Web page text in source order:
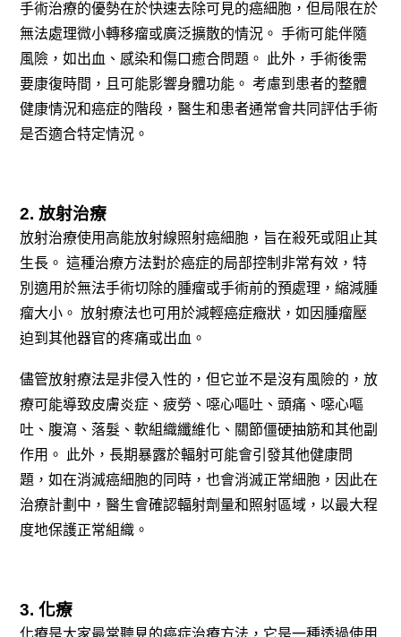
手術治療的優勢在於快速去除可見的癌細胞，但局限在於
無法處理微小轉移瘤或廣泛擴散的情況。 手術可能伴隨
風險，如出血、感染和傷口癒合問題。
此外，手術後需
要康復時間，且可能影響身體功能。 考慮到患者的整體
健康情況和癌症的階段，醫生和患者通常會共同評估手術
是否適合特定情況。
2. 放射治療
放射治療使用高能放射線照射癌細胞，旨在殺死或阻止其
生長。 這種治療方法對於癌症的局部控制非常有效，特
別適用於無法手術切除的腫瘤或手術前的預處理，縮減腫
瘤大小。 放射療法也可用於減輕癌症癥狀，如因腫瘤壓
迫到其他器官的疼痛或出血。
儘管放射療法是非侵入性的，但它並不是沒有風險的，放
療可能導致皮膚炎症、疲勞、噁心嘔吐、頭痛、噁心嘔
吐、腹瀉、落髮、軟組織纖維化、關節僵硬抽筋和其他副
作用。
此外，長期暴露於輻射可能會引發其他健康問
題，如在消滅癌細胞的同時，也會消滅正常細胞，因此在
治療計劃中，醫生會確認輻射劑量和照射區域，以最大程
度地保護正常組織。
3. 化療
化療是大家最常聽見的癌症治療方法，它是一種透過使用